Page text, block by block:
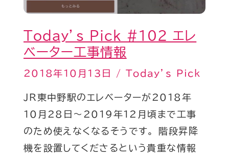
Today’s Pick #102 エレ
ベーター工事情報
2018年10月13日 / Today’s Pick
JR東中野駅のエレベーターが2018年
10月28日〜2019年12月頃まで工事
のため使えなくなるそうです。 階段昇降
機を設置してくださるという貴重な情報
事
報